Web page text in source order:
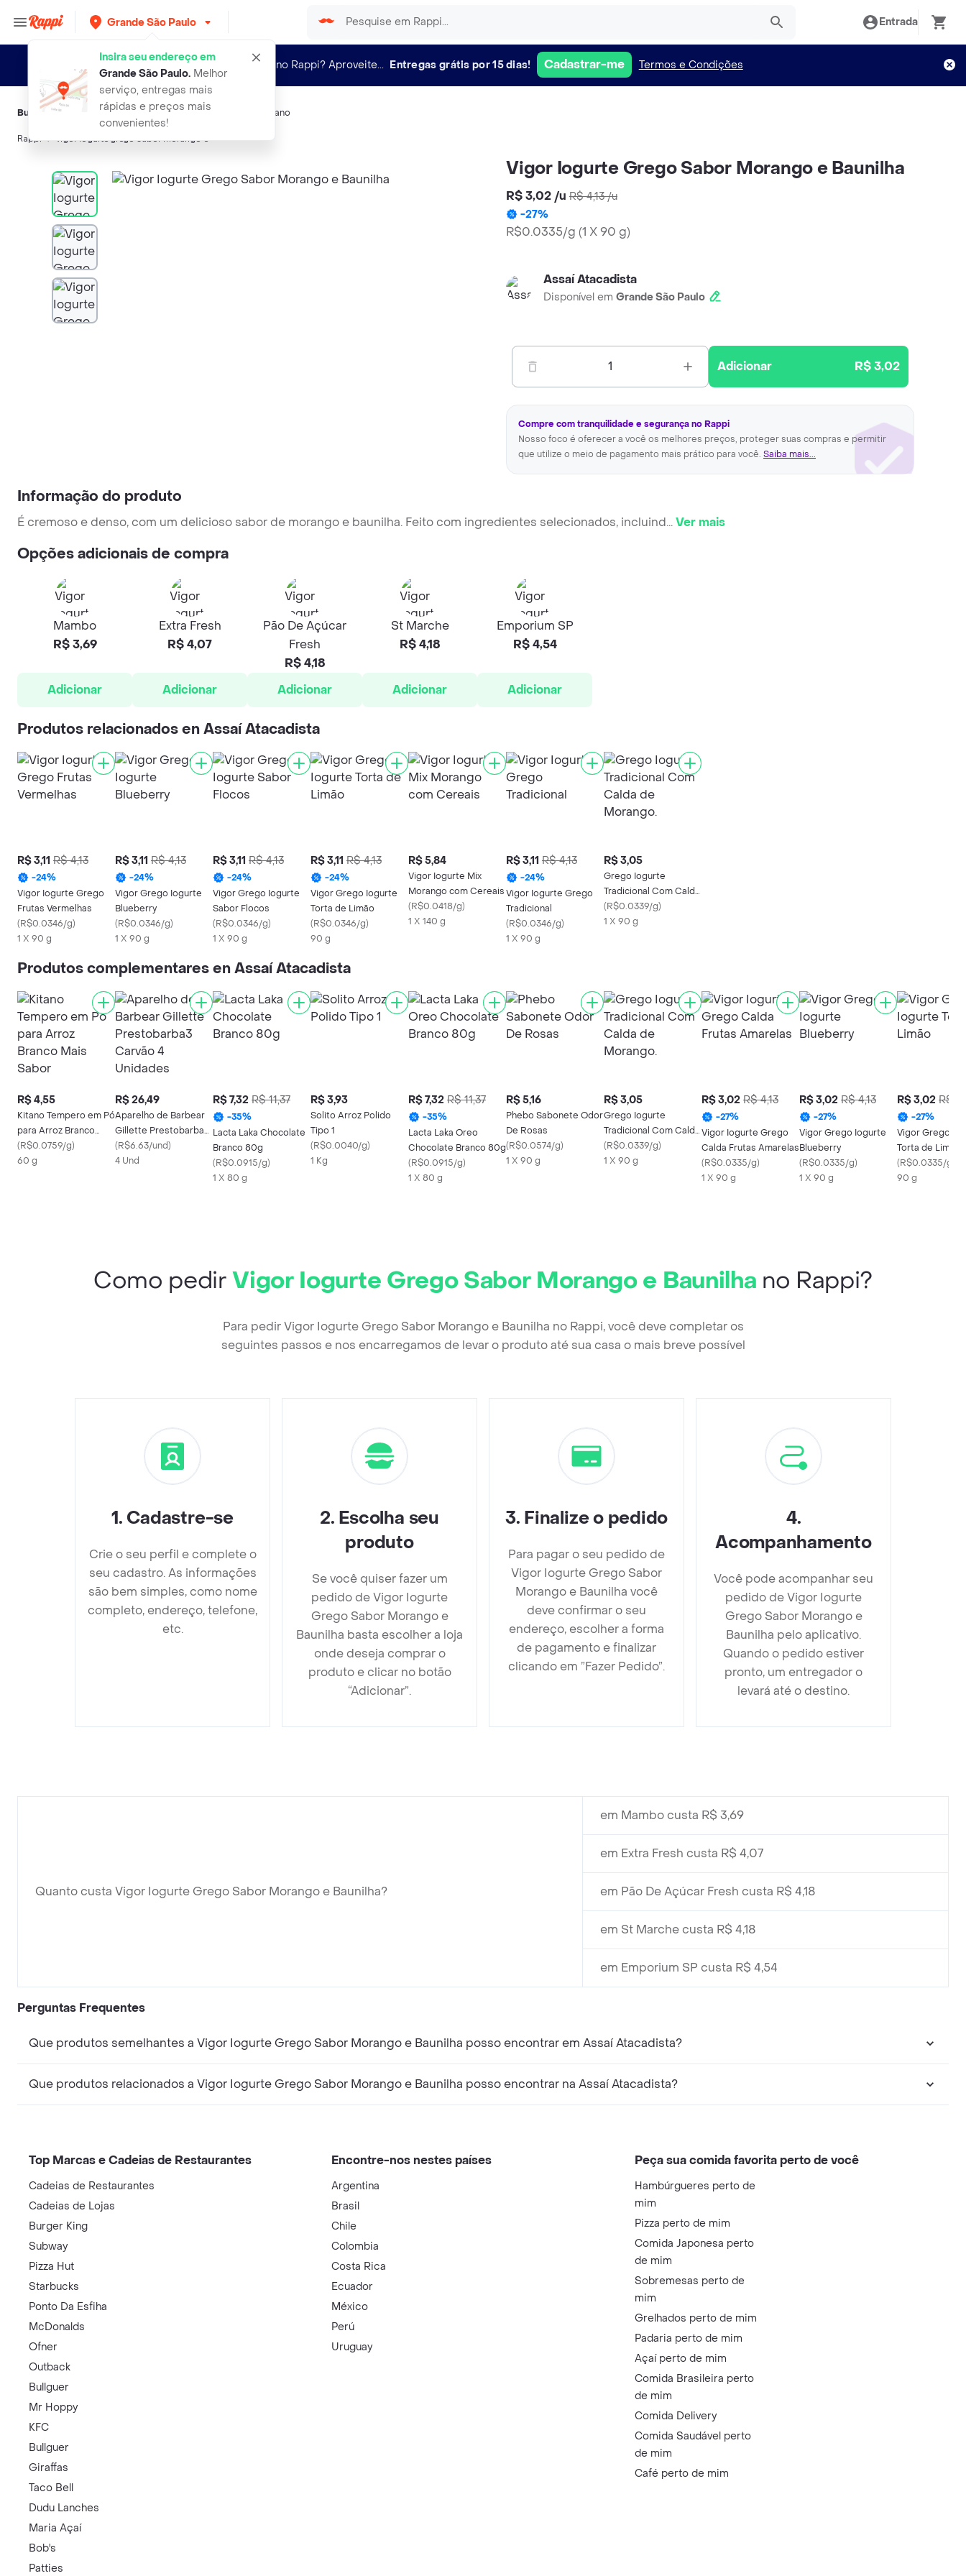
Grande São Paulo
Insira seu endereço em
Grande São Paulo.Melhor
serviço, entregas mais
rápidas e preços mais
convenientes!
Entrada
Novo no Rappi? Aproveite... Entregas grátis por 15 dias! Cadastrar-me Termos e Condições
Buscas relacionadas:Iogurte, Vigor,Vigor Grego Kitano
Rappi vigor iogurte grego sabor morango e
Vigor Iogurte Grego Sabor Morango e Baunilha
R$ 3,02 /u R$ 4,13/u
-27%
R$0.0335/g (1 X 90 g)
Assaí Atacadista
Disponível em Grande São Paulo
1 Adicionar R$ 3,02
Compre com tranquilidade e segurança no Rappi
Nosso foco é oferecer a você os melhores preços, proteger suas compras e permitir
que utilize o meio de pagamento mais prático para você. Saiba mais...
Informação do produto
É cremoso e denso, com um delicioso sabor de morango e baunilha. Feito com ingredientes selecionados, incluind...Ver mais
Opções adicionais de compra
Mambo
R$ 3,69
Adicionar
Extra Fresh
R$ 4,07
Adicionar
Pão De Açúcar
Fresh
R$ 4,18
Adicionar
St Marche
R$ 4,18
Adicionar
Emporium SP
R$ 4,54
Adicionar
Produtos relacionados en Assaí Atacadista
R$ 3,11 R$ 4,13
-24%
Vigor Iogurte Grego
Frutas Vermelhas
(R$0.0346/g)
1 X 90 g
R$ 3,11 R$ 4,13
-24%
Vigor Grego Iogurte
Blueberry
(R$0.0346/g)
1 X 90 g
R$ 3,11 R$ 4,13
-24%
Vigor Grego Iogurte
Sabor Flocos
(R$0.0346/g)
1 X 90 g
R$ 3,11 R$ 4,13
-24%
Vigor Grego Iogurte
Torta de Limão
(R$0.0346/g)
90 g
R$ 5,84
Vigor Iogurte Mix
Morango com Cereais
(R$0.0418/g)
1 X 140 g
R$ 3,11 R$ 4,13
-24%
Vigor Iogurte Grego
Tradicional
(R$0.0346/g)
1 X 90 g
R$ 3,05
Grego Iogurte
Tradicional Com Calda
de Morango.
(R$0.0339/g)
1 X 90 g
Produtos complementares en Assaí Atacadista
R$ 4,55
Kitano Tempero em Pó
para Arroz Branco
Mais Sabor
(R$0.0759/g)
60 g
R$ 26,49
Aparelho de Barbear
Gillette Prestobarba3
Carvão 4 Unidades
(R$6.63/und)
4 Und
R$ 7,32 R$ 11,37
-35%
Lacta Laka Chocolate
Branco 80g
(R$0.0915/g)
1 X 80 g
R$ 3,93
Solito Arroz Polido
Tipo 1
(R$0.0040/g)
1 Kg
R$ 7,32 R$ 11,37
-35%
Lacta Laka Oreo
Chocolate Branco 80g
(R$0.0915/g)
1 X 80 g
R$ 5,16
Phebo Sabonete Odor
De Rosas
(R$0.0574/g)
1 X 90 g
R$ 3,05
Grego Iogurte
Tradicional Com Calda
de Morango.
(R$0.0339/g)
1 X 90 g
R$ 3,02 R$ 4,13
-27%
Vigor Iogurte Grego
Calda Frutas Amarelas
(R$0.0335/g)
1 X 90 g
R$ 3,02 R$ 4,13
-27%
Vigor Grego Iogurte
Blueberry
(R$0.0335/g)
1 X 90 g
R$ 3,02 R$
-27%
Vigor Grego
Torta de Limão
(R$0.0335/g
90 g
Como pedirVigor Iogurte Grego Sabor Morango e Baunilha no Rappi?
Para pedir Vigor Iogurte Grego Sabor Morango e Baunilha no Rappi, você deve completar os
seguintes passos e nos encarregamos de levar o produto até sua casa o mais breve possível
1. Cadastre-se
Crie o seu perfil e complete o
seu cadastro. As informações
são bem simples, como nome
completo, endereço, telefone,
etc.
2. Escolha seu
produto
Se você quiser fazer um
pedido de Vigor Iogurte
Grego Sabor Morango e
Baunilha basta escolher a loja
onde deseja comprar o
produto e clicar no botão
“Adicionar”.
3. Finalize o pedido
Para pagar o seu pedido de
Vigor Iogurte Grego Sabor
Morango e Baunilha você
deve confirmar o seu
endereço, escolher a forma
de pagamento e finalizar
clicando em ”Fazer Pedido”.
4.
Acompanhamento
Você pode acompanhar seu
pedido de Vigor Iogurte
Grego Sabor Morango e
Baunilha pelo aplicativo.
Quando o pedido estiver
pronto, um entregador o
levará até o destino.
Quanto custa Vigor Iogurte Grego Sabor Morango e Baunilha?
em Mambo custa R$ 3,69
em Extra Fresh custa R$ 4,07
em Pão De Açúcar Fresh custa R$ 4,18
em St Marche custa R$ 4,18
em Emporium SP custa R$ 4,54
Perguntas Frequentes
Que produtos semelhantes a Vigor Iogurte Grego Sabor Morango e Baunilha posso encontrar em Assaí Atacadista?
Que produtos relacionados a Vigor Iogurte Grego Sabor Morango e Baunilha posso encontrar na Assaí Atacadista?
Top Marcas e Cadeias de Restaurantes
Cadeias de Restaurantes
Cadeias de Lojas
Burger King
Subway
Pizza Hut
Starbucks
Ponto Da Esfiha
McDonalds
Ofner
Outback
Bullguer
Mr Hoppy
KFC
Bullguer
Giraffas
Taco Bell
Dudu Lanches
Maria Açaí
Bob's
Patties
Encontre-nos nestes países
Argentina
Brasil
Chile
Colombia
Costa Rica
Ecuador
México
Perú
Uruguay
Peça sua comida favorita perto de você
Hambúrgueres perto de
mim
Pizza perto de mim
Comida Japonesa perto
de mim
Sobremesas perto de
mim
Grelhados perto de mim
Padaria perto de mim
Açaí perto de mim
Comida Brasileira perto
de mim
Comida Delivery
Comida Saudável perto
de mim
Café perto de mim